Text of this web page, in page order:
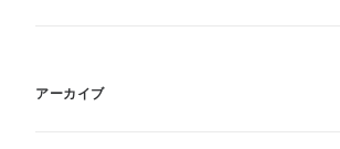
アーカイブ